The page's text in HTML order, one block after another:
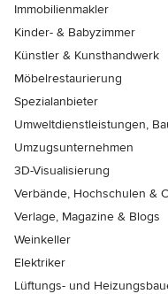
Immobilienmakler
Kinder- & Babyzimmer
Künstler & Kunsthandwerk
Möbelrestaurierung
Spezialanbieter
Umweltdienstleistungen,
Umzugsunternehmen
3D-Visualisierung
Verbände, Hochschulen &
Verlage, Magazine & Blogs
Weinkeller
Elektriker
Lüftungs- und